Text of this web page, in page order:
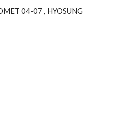
04-07 , HYOSUNG